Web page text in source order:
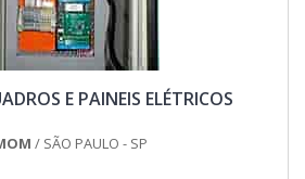
E PAINEIS ELÉTRICOS
/ SÃO PAULO - SP